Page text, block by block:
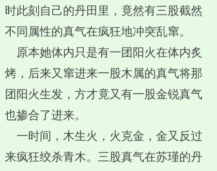
时此刻自己的丹田里，竟然有三股截然
不同属性的真气在疯狂地冲突乱窜。
原本她体内只是有一团阳火在体内炙
烤，后来又窜进来一股木属的真气将那
团阳火生发，方才竟又有一股金锐真气
也掺合了进来。
一时间，木生火，火克金，金又反过
来疯狂绞杀青木。三股真气在苏瑾的丹